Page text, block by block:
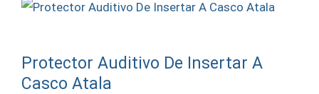
Protector Auditivo De Insertar A
Casco Atala